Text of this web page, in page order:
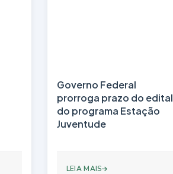
Governo Federal
prorroga prazo do edital
do programa Estação
Juventude
LEIA MAIS